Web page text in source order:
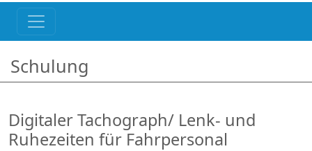
Schulung
Digitaler Tachograph/ Lenk- und
Ruhezeiten für Fahrpersonal